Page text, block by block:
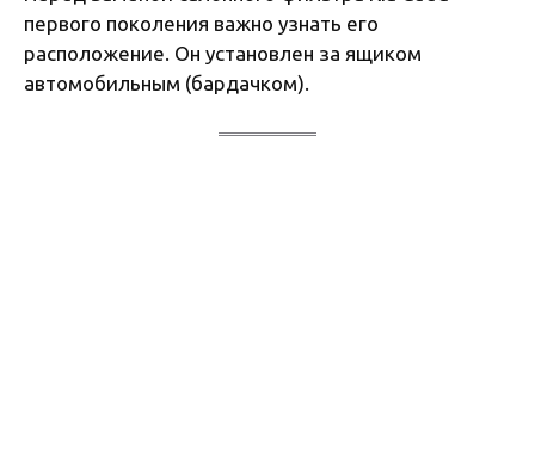
первого поколения важно узнать его
расположение. Он установлен за ящиком
автомобильным (бардачком).